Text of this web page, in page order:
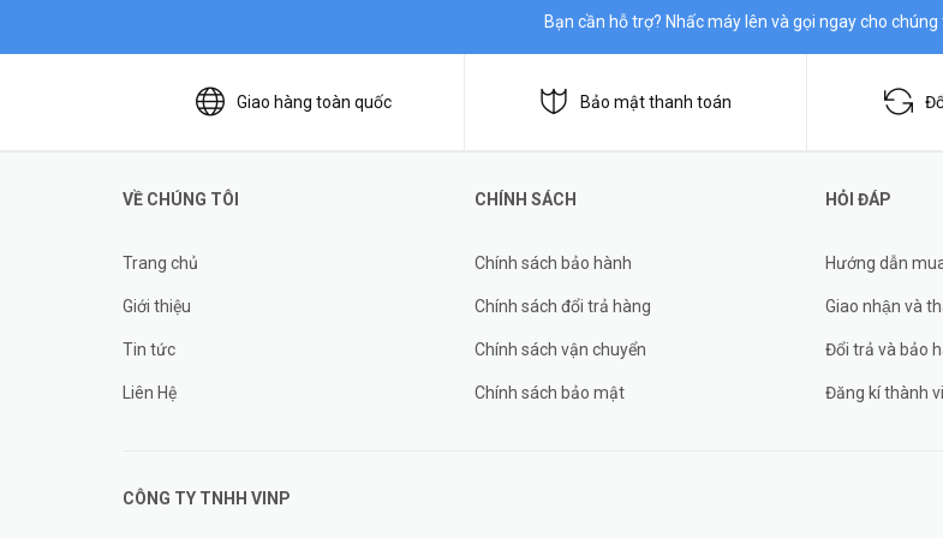
Bạn cần hỗ trợ? Nhấc máy lên và gọi ngay cho chúng
Giao hàng toàn quốc Bảo mật thanh toán
VỀ CHÚNG TÔI
Trang chủ
Giới thiệu
Tin tức
Liên Hệ
CHÍNH SÁCH
Chính sách bảo hành
Chính sách đổi trả hàng
Chính sách vận chuyển
Chính sách bảo mật
HỎI ĐÁP
Hướng dẫn
Giao nhận và
Đổi trả và bảo
Đăng kí thành
CÔNG TY TNHH VINP